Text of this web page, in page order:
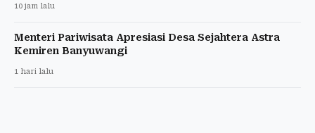
10 jam lalu
Menteri Pariwisata Apresiasi Desa Sejahtera Astra
Kemiren Banyuwangi
1 hari lalu